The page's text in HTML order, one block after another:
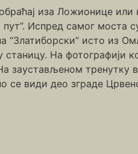
иза Ложионице
Испред самог моста
исто из
На фотографији
заустављеном
види део зграде